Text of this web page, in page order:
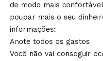
de modo mais
poupar mais o seu
informações:
Anote todos os gastos
Você não vai conseguir